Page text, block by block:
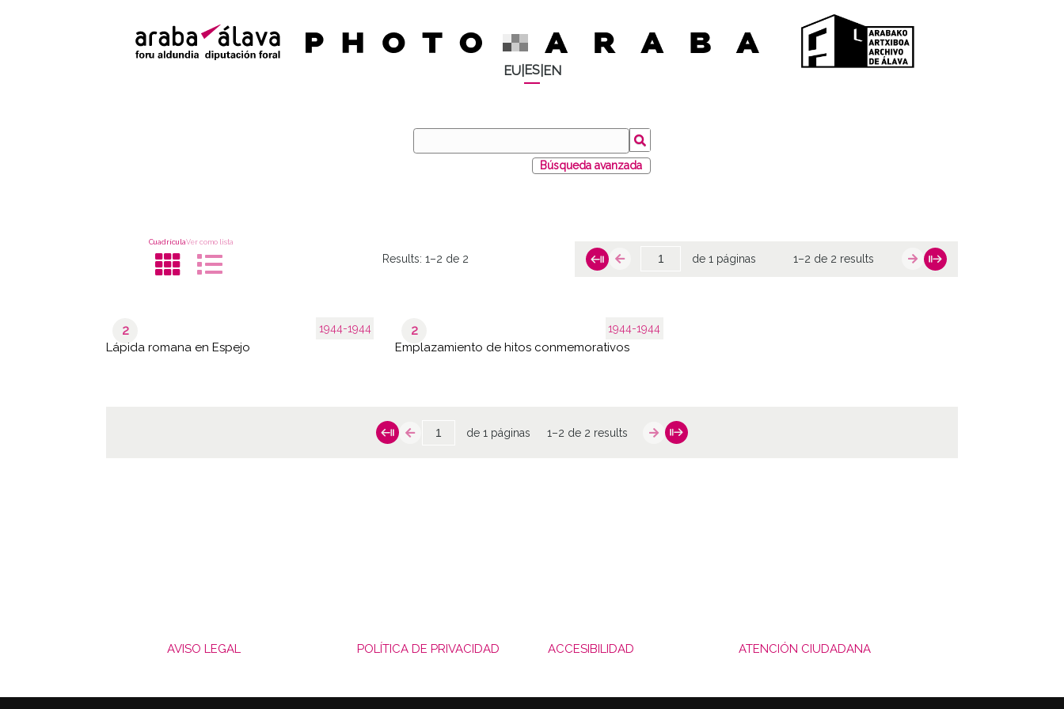
EU| ES| EN
Búsqueda avanzada
CuadrículaVer como lista
Results:1–2 de 2 de 1 páginas 1–2 de 2 results
1944-1944
2
Lápida romana en Espejo
1944-1944
2
Emplazamiento de hitos conmemorativos
de 1 páginas 1–2 de 2 results
AVISO LEGAL POLÍTICA DE PRIVACIDAD ACCESIBILIDAD ATENCIÓN CIUDADANA